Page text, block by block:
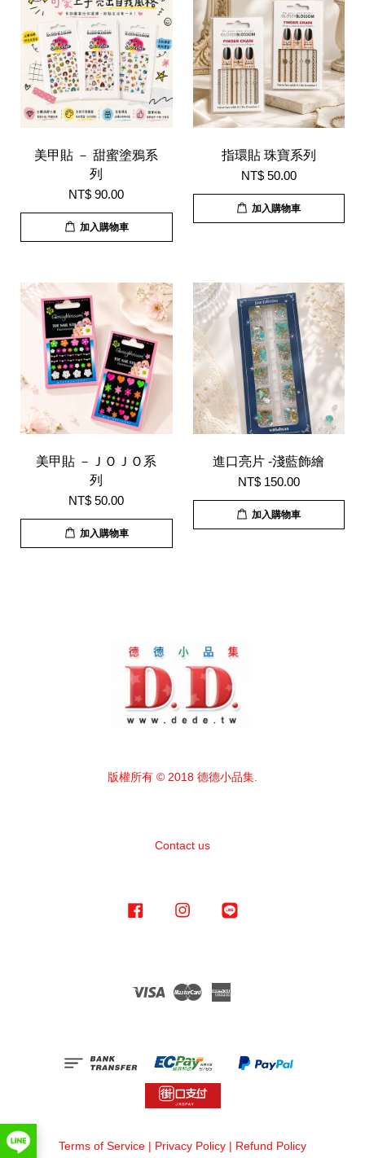
美甲貼 － 甜蜜塗鴉系
列
NT$ 90.00
加入購物車
指環貼 珠寶系列
NT$ 50.00
加入購物車
美甲貼 －ＪＯＪＯ系
列
NT$ 50.00
加入購物車
進口亮片 -淺藍飾繪
NT$ 150.00
加入購物車
版權所有 © 2018 德德小品集.
Contact us
Facebook Instagram
Visa Master
Terms of Service | Privacy Policy | Refund Policy